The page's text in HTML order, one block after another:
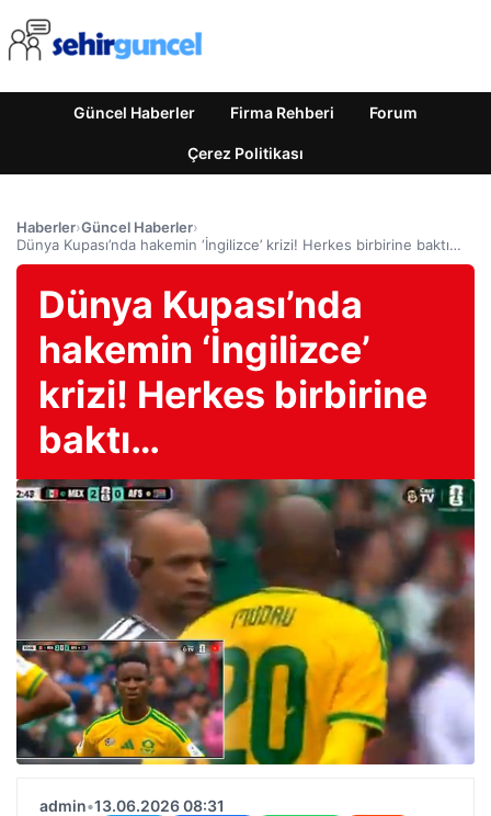
Güncel Haberler Firma Rehberi Forum
Çerez Politikası
Haberler›Güncel Haberler›
Dünya Kupası’nda hakemin ‘İngilizce’ krizi! Herkes birbirine baktı…
Dünya Kupası’nda
hakemin ‘İngilizce’
krizi! Herkes birbirine
baktı…
admin•13.06.2026 08:31